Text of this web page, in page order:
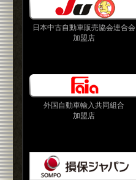
日本中古自動車販売協会連合会
加盟店
外国自動車輸入共同組合
加盟店